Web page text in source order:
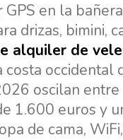
en la
drizas, bimini,
alquiler de
occidental
oscilan
1.600 euros y
de cama, WiFi,